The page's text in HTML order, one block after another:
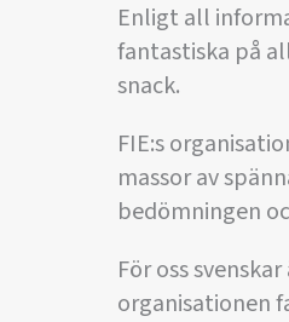
Enligt all
fantastiska på
snack.
FIE:s
massor av
bedömningen
För oss
organisationen